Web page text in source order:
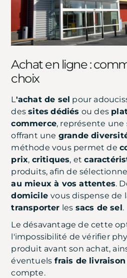
Achat en ligne :
choix
L'achat de sel pour
dessites dédiés ou des
commerce, représente une
offrant une grande
méthode vous permet de
prix, critiques, et
produits, afin de
au mieux à vos attentes.
domicilevous dispense de
transporter les sacs de sel.
Le désavantage de cette
l'impossibilité de vérifier
produit avant son achat,
éventuels frais de livraison
compte.